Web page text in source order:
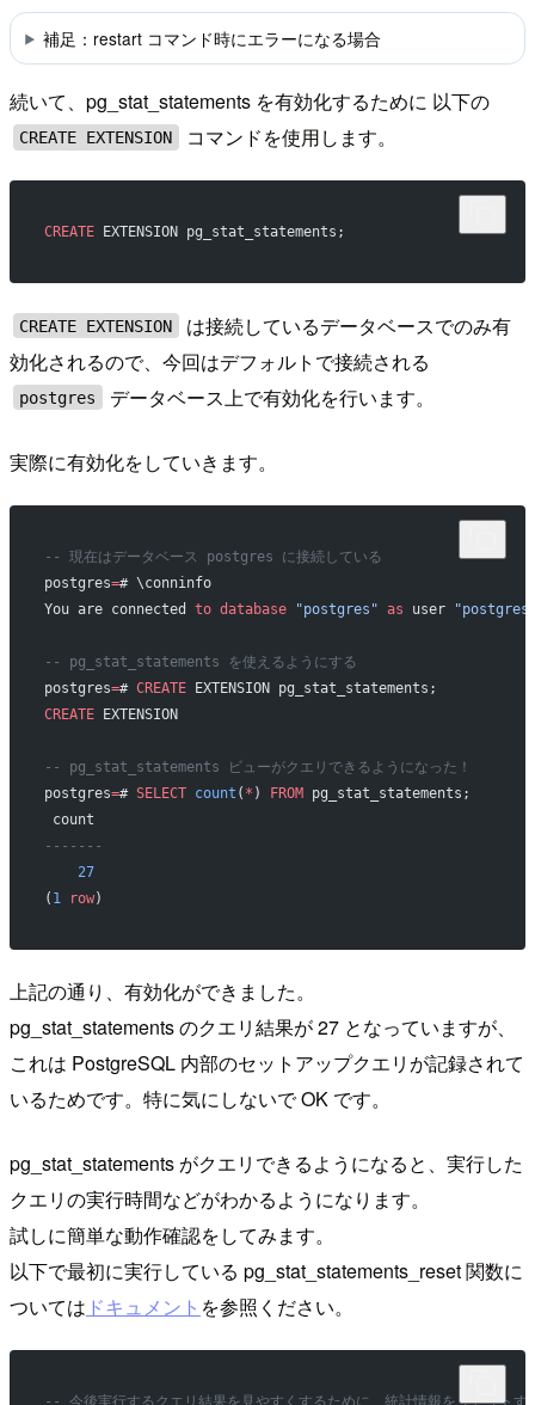
補足：restart コマンド時にエラーになる場合
続いて、pg_stat_statements を有効化するために 以下の
CREATE EXTENSION コマンドを使用します。
CREATE EXTENSION pg_stat_statements;
CREATE EXTENSION
は接続しているデータベースでのみ有
効化されるので、今回はデフォルトで接続される
postgres データベース上で有効化を行います。
実際に有効化をしていきます。
-- 現在はデータベース postgres に接続している
postgres=# \conninfo
You are connected to database "postgres" as user
-- pg_stat_statements を使えるようにする
postgres=# CREATE EXTENSION pg_stat_statements;
CREATE EXTENSION
-- pg_stat_statements ビューがクエリできるようになった！
postgres=# SELECT count ( * ) FROM pg_stat_statements;
count
-------
    27
( 1 row)
上記の通り、有効化ができました。
pg_stat_statements のクエリ結果が 27 となっていますが、
これは PostgreSQL 内部のセットアップクエリが記録されて
いるためです。特に気にしないで OK です。
pg_stat_statements がクエリできるようになると、実行した
クエリの実行時間などがわかるようになります。
試しに簡単な動作確認をしてみます。
以下で最初に実行している pg_stat_statements_reset 関数に
ついては ドキュメント を参照ください。
-- 今後実行するクエリ結果を見やすくするために、統計情報をリセットす